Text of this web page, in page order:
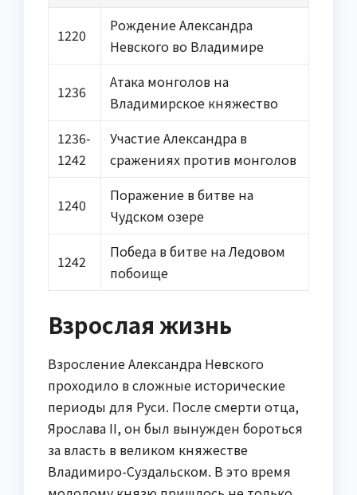
1220
Рождение Александра
Невского во Владимире
1236
Атака монголов на
Владимирское княжество
1236-
1242
Участие Александра в
сражениях против монголов
1240
Поражение в битве на
Чудском озере
1242
Победа в битве на Ледовом
побоище
Взрослая жизнь
Взросление Александра Невского
проходило в сложные исторические
периоды для Руси. После смерти отца,
Ярослава II, он был вынужден бороться
за власть в великом княжестве
Владимиро-Суздальском. В это время